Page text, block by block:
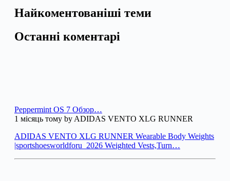
Найкоментованіші теми
Останні коментарі
Peppermint OS 7 Обзор…
1 місяць тому by ADIDAS VENTO XLG RUNNER
ADIDAS VENTO XLG RUNNER Wearable Body Weights
|sportshoesworldforu_2026 Weighted Vests,Turn…